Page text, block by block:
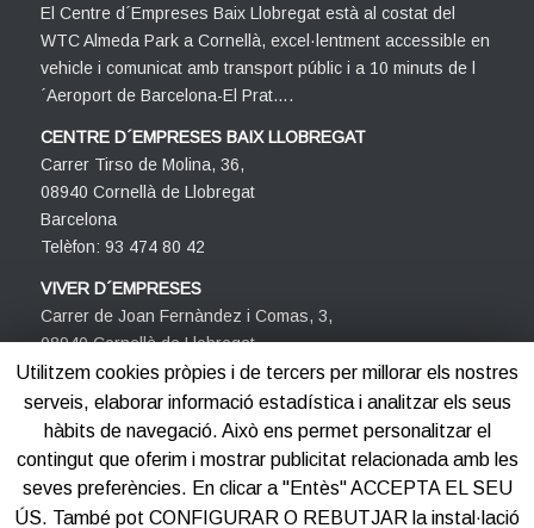
El Centre d´Empreses Baix Llobregat està al costat del
WTC Almeda Park a Cornellà, excel·lentment accessible en
vehicle i comunicat amb transport públic i a 10 minuts de l
´Aeroport de Barcelona-El Prat….
CENTRE D´EMPRESES BAIX LLOBREGAT
Carrer Tirso de Molina, 36,
08940 Cornellà de Llobregat
Barcelona
Telèfon: 93 474 80 42
VIVER D´EMPRESES
Carrer de Joan Fernàndez i Comas, 3,
08940 Cornellà de Llobregat
Barcelona
Telèfon: 93 474 80 42
Utilitzem cookies pròpies i de tercers per millorar els nostres
serveis, elaborar informació estadística i analitzar els seus
hàbits de navegació. Això ens permet personalitzar el
contingut que oferim i mostrar publicitat relacionada amb les
seves preferències. En clicar a "Entès" ACCEPTA EL SEU
ÚS. També pot CONFIGURAR O REBUTJAR la instal·lació